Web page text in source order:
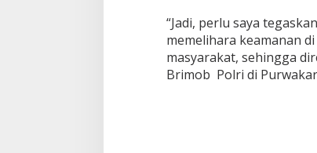
“Jadi, perlu saya
memelihara keamanan
masyarakat, sehingga
Brimob Polri di